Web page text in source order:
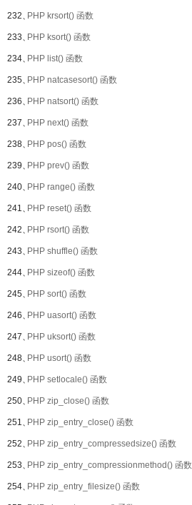
232、PHP krsort() 函数
233、PHP ksort() 函数
234、PHP list() 函数
235、PHP natcasesort() 函数
236、PHP natsort() 函数
237、PHP next() 函数
238、PHP pos() 函数
239、PHP prev() 函数
240、PHP range() 函数
241、PHP reset() 函数
242、PHP rsort() 函数
243、PHP shuffle() 函数
244、PHP sizeof() 函数
245、PHP sort() 函数
246、PHP uasort() 函数
247、PHP uksort() 函数
248、PHP usort() 函数
249、PHP setlocale() 函数
250、PHP zip_close() 函数
251、PHP zip_entry_close() 函数
252、PHP zip_entry_compressedsize() 函数
253、PHP zip_entry_compressionmethod() 函数
254、PHP zip_entry_filesize() 函数